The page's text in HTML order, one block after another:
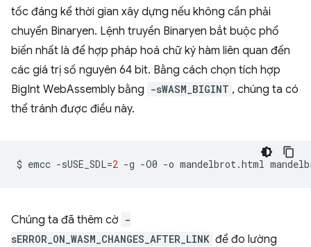
tốc đáng kể thời gian xây dựng nếu không cần phải
chuyển Binaryen. Lệnh truyền Binaryen bắt buộc phổ
biến nhất là để hợp pháp hoá chữ ký hàm liên quan đến
các giá trị số nguyên 64 bit. Bằng cách chọn tích hợp
BigInt WebAssembly bằng -sWASM_BIGINT , chúng ta có
thể tránh được điều này.
$ emcc -sUSE_SDL=2 -g -O0 -o mandelbrot.html
Chúng ta đã thêm cờ -
sERROR_ON_WASM_CHANGES_AFTER_LINK để đo lường